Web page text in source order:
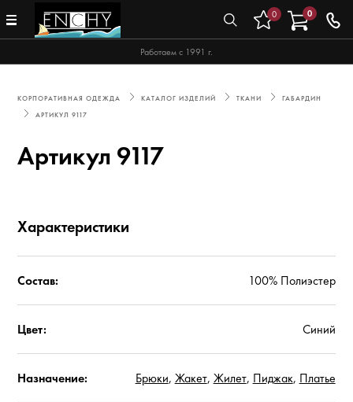
Работаем с 1991 г.
0 0
КОРПОРАТИВНАЯ ОДЕЖДА КАТАЛОГ ИЗДЕЛИЙ ТКАНИ
ГАБАРДИН
АРТИКУЛ 9117
Артикул 9117
Характеристики
Состав: 100% Полиэстер
Цвет: Синий
Назначение: Брюки, Жакет, Жилет, Пиджак, Платье